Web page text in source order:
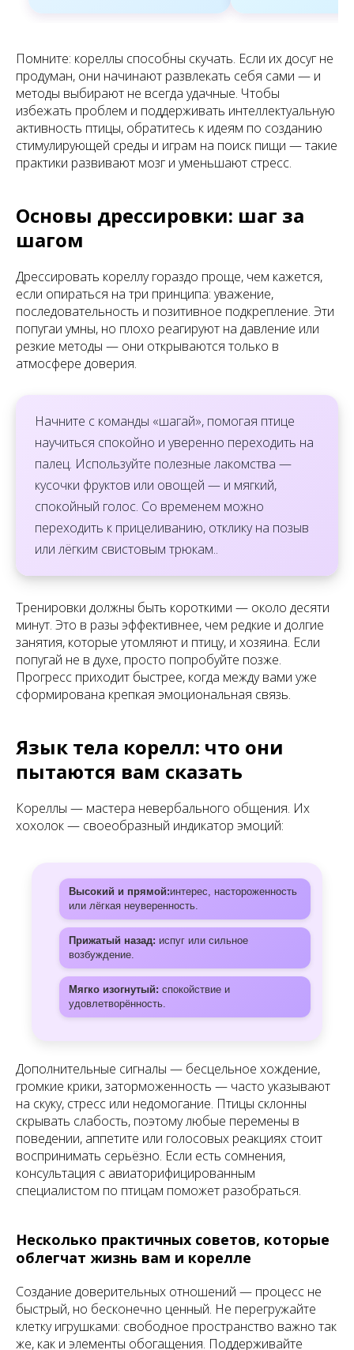
Помните: кореллы способны скучать. Если их досуг не
продуман, они начинают развлекать себя сами — и
методы выбирают не всегда удачные. Чтобы
избежать проблем и поддерживать интеллектуальную
активность птицы, обратитесь к идеям по созданию
стимулирующей среды и играм на поиск пищи — такие
практики развивают мозг и уменьшают стресс.
Основы дрессировки: шаг за
шагом
Дрессировать кореллу гораздо проще, чем кажется,
если опираться на три принципа: уважение,
последовательность и позитивное подкрепление. Эти
попугаи умны, но плохо реагируют на давление или
резкие методы — они открываются только в
атмосфере доверия.
Начните с команды «шагай», помогая птице
научиться спокойно и уверенно переходить на
палец. Используйте полезные лакомства —
кусочки фруктов или овощей — и мягкий,
спокойный голос. Со временем можно
переходить к прицеливанию, отклику на позыв
или лёгким свистовым трюкам..
Тренировки должны быть короткими — около десяти
минут. Это в разы эффективнее, чем редкие и долгие
занятия, которые утомляют и птицу, и хозяина. Если
попугай не в духе, просто попробуйте позже.
Прогресс приходит быстрее, когда между вами уже
сформирована крепкая эмоциональная связь.
Язык тела корелл: что они
пытаются вам сказать
Кореллы — мастера невербального общения. Их
хохолок — своеобразный индикатор эмоций:
Высокий и прямой:интерес, настороженность
или лёгкая неуверенность.
Прижатый назад: испуг или сильное
возбуждение.
Мягко изогнутый: спокойствие и
удовлетворённость.
Дополнительные сигналы — бесцельное хождение,
громкие крики, заторможенность — часто указывают
на скуку, стресс или недомогание. Птицы склонны
скрывать слабость, поэтому любые перемены в
поведении, аппетите или голосовых реакциях стоит
воспринимать серьёзно. Если есть сомнения,
консультация с авиаторифицированным
специалистом по птицам поможет разобраться.
Несколько практичных советов, которые
облегчат жизнь вам и корелле
Создание доверительных отношений — процесс не
быстрый, но бесконечно ценный. Не перегружайте
клетку игрушками: свободное пространство важно так
же, как и элементы обогащения. Поддерживайте